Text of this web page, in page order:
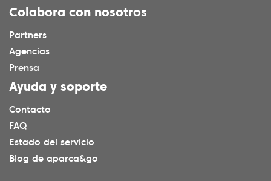
Colabora con nosotros
Partners
Agencias
Prensa
Ayuda y soporte
Contacto
FAQ
Estado del servicio
Blog de aparca&go